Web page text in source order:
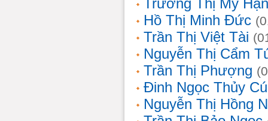
Trương Thị Mỹ
Hồ Thị Minh Đức
Trần Thị Việt Tài
Nguyễn Thị Cẩm
Trần Thị Phượng
Đinh Ngọc Thủy
Nguyễn Thị Hồng